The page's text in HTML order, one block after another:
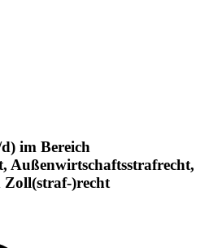
im Bereich
Außenwirtschaftsstrafrecht,
Zoll(straf-)recht